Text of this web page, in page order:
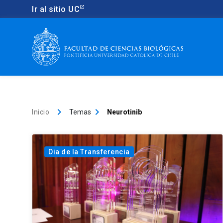
Ir al sitio UC
Inicio keyboard_arrow_right Temas keyboard_arrow_right Neurotinib
Dia de la Transferencia